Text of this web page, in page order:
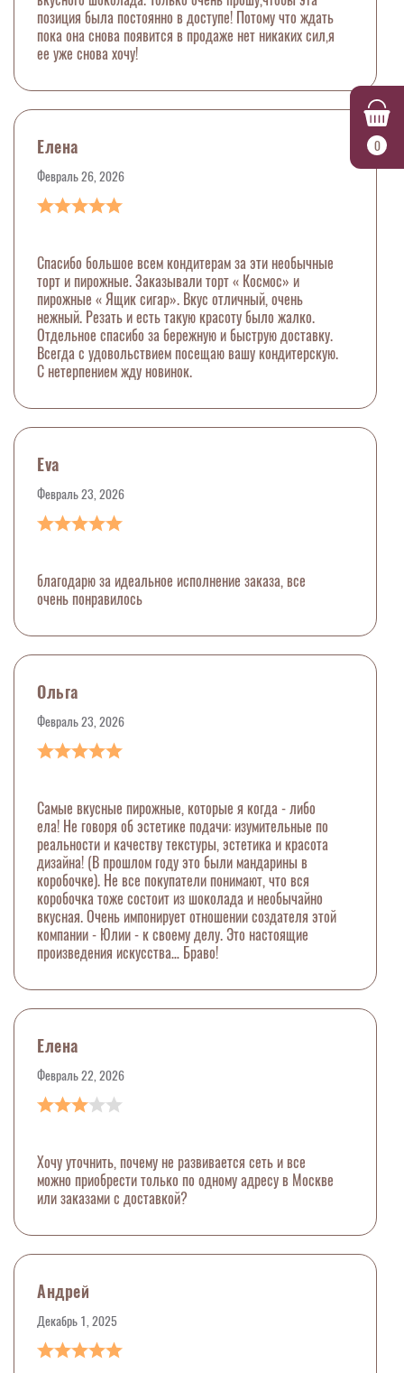
0
позиция была постоянно в доступе! Потому что ждать
пока она снова появится в продаже нет никаких сил,я
ее уже снова хочу!
Елена
Февраль 26, 2026
Спасибо большое всем кондитерам за эти необычные
торт и пирожные. Заказывали торт « Космос» и
пирожные « Ящик сигар». Вкус отличный, очень
нежный. Резать и есть такую красоту было жалко.
Отдельное спасибо за бережную и быструю доставку.
Всегда с удовольствием посещаю вашу кондитерскую.
С нетерпением жду новинок.
Eva
Февраль 23, 2026
благодарю за идеальное исполнение заказа, все
очень понравилось
Ольга
Февраль 23, 2026
Самые вкусные пирожные, которые я когда - либо
ела! Не говоря об эстетике подачи: изумительные по
реальности и качеству текстуры, эстетика и красота
дизайна! (В прошлом году это были мандарины в
коробочке). Не все покупатели понимают, что вся
коробочка тоже состоит из шоколада и необычайно
вкусная. Очень импонирует отношении создателя этой
компании - Юлии - к своему делу. Это настоящие
произведения искусства… Браво!
Елена
Февраль 22, 2026
Хочу уточнить, почему не развивается сеть и все
можно приобрести только по одному адресу в Москве
или заказами с доставкой?
Андрей
Декабрь 1, 2025